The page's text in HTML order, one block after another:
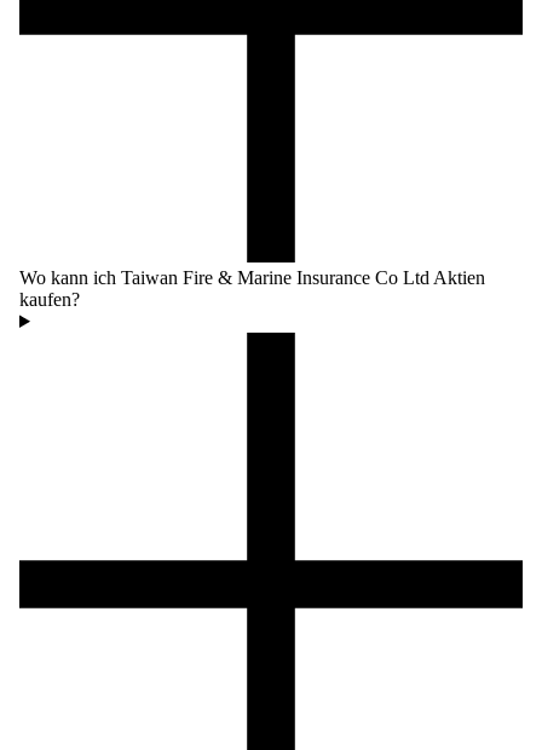
Wo kann ich Taiwan Fire & Marine Insurance Co Ltd Aktien
kaufen?